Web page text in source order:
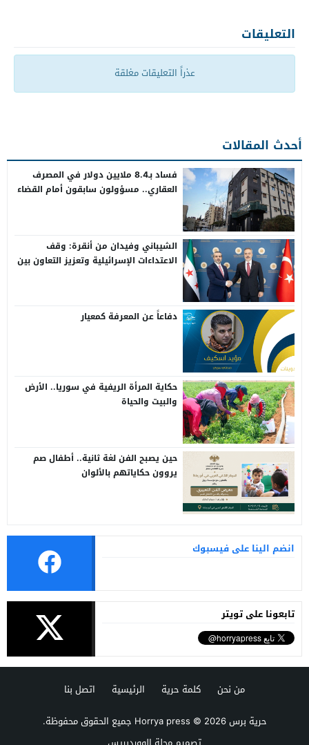
التعليقات
عذراً التعليقات مغلقة
أحدث المقالات
فساد بـ8.4 ملايين دولار في المصرف
العقاري.. مسؤولون سابقون أمام القضاء
الشيباني وفيدان من أنقرة: وقف
الاعتداءات الإسرائيلية وتعزيز التعاون بين
دفاعاً عن المعرفة كمعيار
حكاية المرأة الريفية في سوريا.. الأرض
والبيت والحياة
حين يصبح الفن لغة ثانية.. أطفال صم
يروون حكاياتهم بالألوان
انضم الينا على فيسبوك
تابعونا على تويتر
من نحن كلمة حرية الرئيسية
اتصل بنا
حرية برس Horrya press© 2026 جميع الحقوق محفوظة.